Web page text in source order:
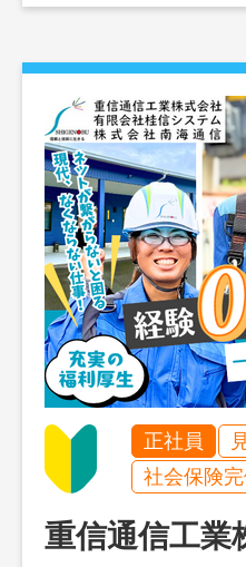
正社員
社会保険
重信通信工業